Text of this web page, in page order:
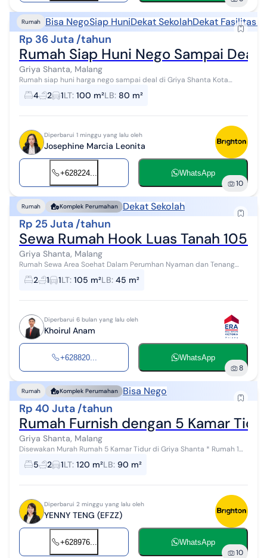
Rumah Bisa NegoSiap HuniDekat SekolahDekat Fasilitas
Rp 36 Juta /tahun
Rumah Siap Huni Nego Sampai Deal
Griya Shanta, Malang
Rumah siap huni harga nego sampai deal di Griya Shanta Kota
Malang lokasi strategis dekat dengan berbagai fasilitas umum
seperti pusat perbelanjaan...
4 2 1LT: 100 m²LB: 80 m²
Diperbarui 1 minggu yang lalu oleh
Josephine Marcia Leonita
+628224... WhatsApp
10
Rumah Komplek Perumahan Dekat Sekolah
Rp 25 Juta /tahun
Sewa Rumah Hook Luas Tanah 105
Griya Shanta, Malang
Rumah Sewa Area Soehat Dalam Perumhan Nyaman dan Tenang
Posisi HOOK Malang Dekat Kuliner Suhat, Kampus UB, Polinema, ASIA
Cocok untuk Mahasiswa ata...
2 1 1LT: 105 m²LB: 45 m²
Diperbarui 6 bulan yang lalu oleh
Khoirul Anam
+628820... WhatsApp
8
Rumah Komplek Perumahan Bisa Nego
Rp 40 Juta /tahun
Rumah Furnish dengan 5 Kamar
Griya Shanta, Malang
Disewakan Murah Rumah 5 Kamar Tidur di Griya Shanta * Rumah 1
Lantai Posisi Hook * Furnish seperti di foto, setiap Kamar Tidur
sudah ada Bed * Kea...
5 2 1LT: 120 m²LB: 90 m²
Diperbarui 2 minggu yang lalu oleh
YENNY TENG (EFZZ)
+628976... WhatsApp
10